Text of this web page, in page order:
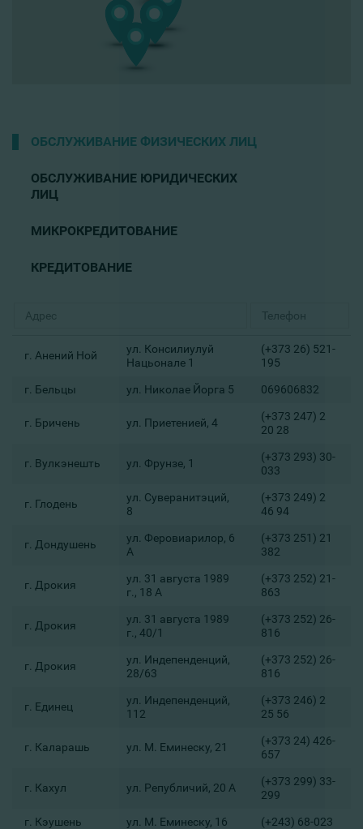
ОБСЛУЖИВАНИЕ ФИЗИЧЕСКИХ ЛИЦ
ОБСЛУЖИВАНИЕ ЮРИДИЧЕСКИХ
ЛИЦ
МИКРОКРЕДИТОВАНИЕ
КРЕДИТОВАНИЕ
г. Анений Ной
ул. Консилиулуй
Нацьонале 1
(+373 26) 521-
195
г. Бельцы ул. Николае Йорга 5 069606832
г. Бричень ул. Приетенией, 4
(+373 247) 2
20 28
г. Вулкэнешть ул. Фрунзе, 1
(+373 293) 30-
033
г. Глодень
ул. Суверанитэций,
8
(+373 249) 2
46 94
г. Дондушень
ул. Феровиарилор, 6
А
(+373 251) 21
382
г. Дрокия
ул. 31 августа 1989
г., 18 А
(+373 252) 21-
863
г. Дрокия
ул. 31 августа 1989
г., 40/1
(+373 252) 26-
816
г. Дрокия
ул. Индепенденций,
28/63
(+373 252) 26-
816
г. Единец
ул. Индепенденций,
112
(+373 246) 2
25 56
г. Каларашь ул. М. Еминеску, 21
(+373 24) 426-
657
г. Кахул ул. Републичий, 20 А
(+373 299) 33-
299
г. Кэушень ул. М. Еминеску, 16 (+243) 68-023